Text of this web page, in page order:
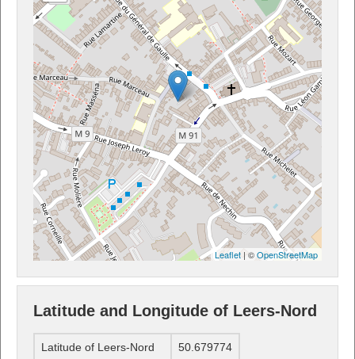
Leaflet | ©OpenStreetMap
Latitude and Longitude of Leers-Nord
Latitude of Leers-Nord 50.679774